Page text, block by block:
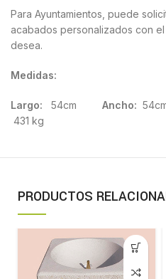
Para Ayuntamientos, puede
acabados personalizados con
desea.
Medidas:
Largo: 54cmAncho:
431 kg
PRODUCTOS